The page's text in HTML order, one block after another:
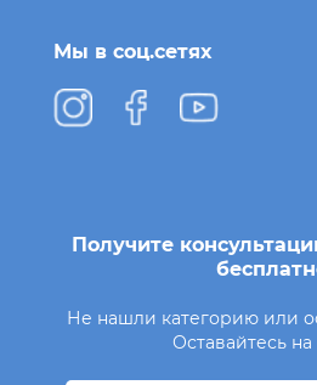
Мы в соц.сетях
Получите
Не нашли категорию или
Оставайтесь на